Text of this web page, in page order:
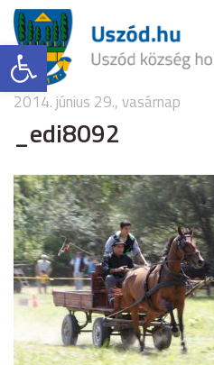
Eszköztár megnyitása
2014. június 29., vasárnap
_edi8092